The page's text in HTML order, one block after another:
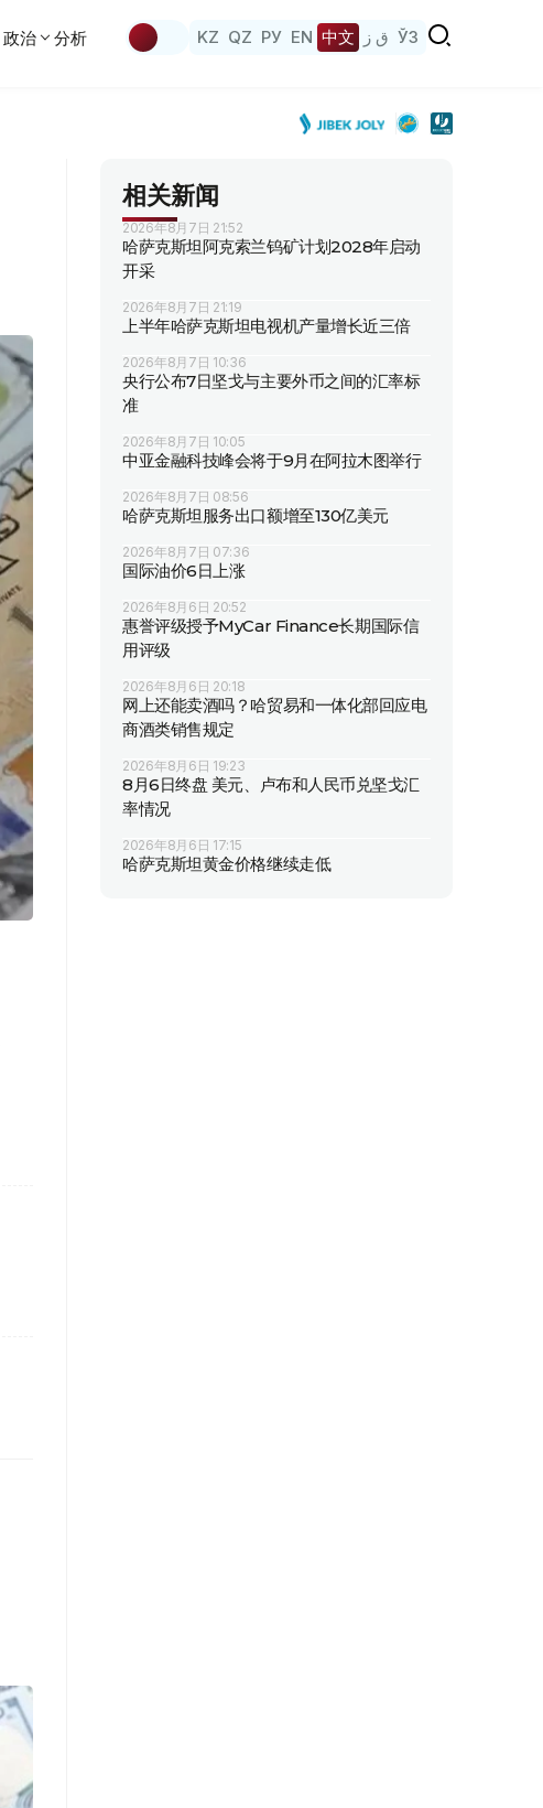
政治 分析 KZ QZ РУ EN 中文 ق ز ЎЗ
相关新闻
2026年8月7日 21:52
哈萨克斯坦阿克索兰钨矿计划2028年启动
开采
2026年8月7日 21:19
上半年哈萨克斯坦电视机产量增长近三倍
2026年8月7日 10:36
央行公布7日坚戈与主要外币之间的汇率标
准
2026年8月7日 10:05
中亚金融科技峰会将于9月在阿拉木图举行
2026年8月7日 08:56
哈萨克斯坦服务出口额增至130亿美元
2026年8月7日 07:36
国际油价6日上涨
2026年8月6日 20:52
惠誉评级授予MyCar Finance长期国际信
用评级
2026年8月6日 20:18
网上还能卖酒吗？哈贸易和一体化部回应电
商酒类销售规定
2026年8月6日 19:23
8月6日终盘 美元、卢布和人民币兑坚戈汇
率情况
2026年8月6日 17:15
哈萨克斯坦黄金价格继续走低